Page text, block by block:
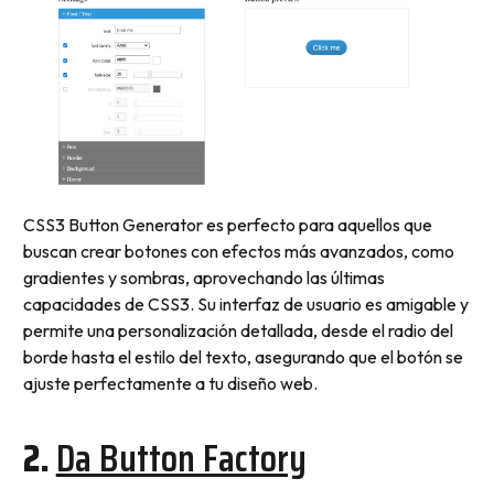
CSS3 Button Generator es perfecto para aquellos que
buscan crear botones con efectos más avanzados, como
gradientes y sombras, aprovechando las últimas
capacidades de CSS3. Su interfaz de usuario es amigable y
permite una personalización detallada, desde el radio del
borde hasta el estilo del texto, asegurando que el botón se
ajuste perfectamente a tu diseño web.
2.Da Button Factory